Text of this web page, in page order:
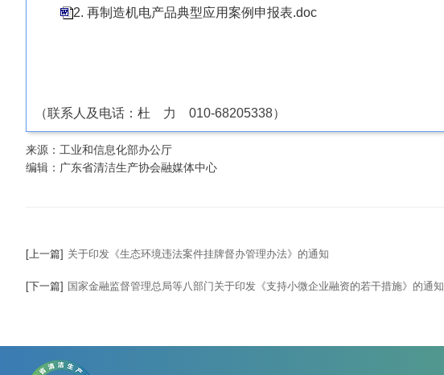
2. 再制造机电产品典型应用案例申报表.doc
（联系人及电话：杜 力 010-68205338）
来源：工业和信息化部办公厅
编辑：广东省清洁生产协会融媒体中心
[上一篇] 关于印发《生态环境违法案件挂牌督办管理办法》的通知
[下一篇] 国家金融监督管理总局等八部门关于印发《支持小微企业融资的若干措施》的通知